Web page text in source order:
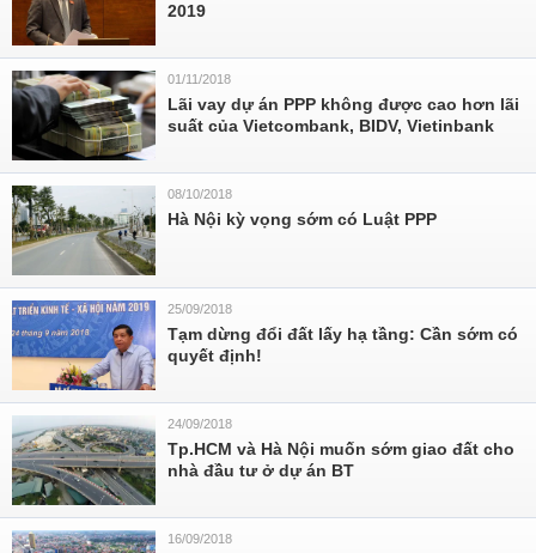
2019
01/11/2018
Lãi vay dự án PPP không được cao hơn lãi
suất của Vietcombank, BIDV, Vietinbank
08/10/2018
Hà Nội kỳ vọng sớm có Luật PPP
25/09/2018
Tạm dừng đổi đất lấy hạ tầng: Cần sớm có
quyết định!
24/09/2018
Tp.HCM và Hà Nội muốn sớm giao đất cho
nhà đầu tư ở dự án BT
16/09/2018